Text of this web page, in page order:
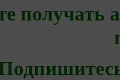
получать